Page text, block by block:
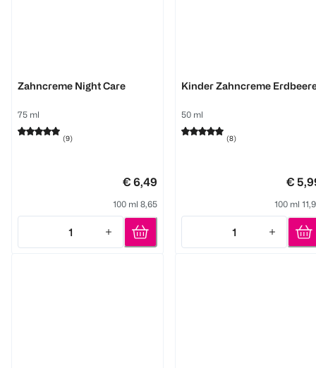
Zahncreme Night Care
75 ml
(9)
€ 6,49
100 ml 8,65
1
Quantity: 1
Kinder Zahncreme
50 ml
(8)
€
100 ml
1
Quantity: 1